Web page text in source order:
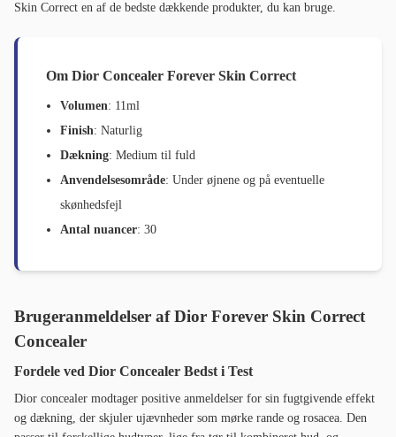
Skin Correct en af de bedste dækkende produkter, du kan bruge.
Om Dior Concealer Forever Skin Correct
Volumen: 11ml
Finish: Naturlig
Dækning: Medium til fuld
Anvendelsesområde: Under øjnene og på eventuelle
skønhedsfejl
Antal nuancer: 30
Brugeranmeldelser af Dior Forever Skin Correct
Concealer
Fordele ved Dior Concealer Bedst i Test
Dior concealer modtager positive anmeldelser for sin fugtgivende effekt
og dækning, der skjuler ujævnheder som mørke rande og rosacea. Den